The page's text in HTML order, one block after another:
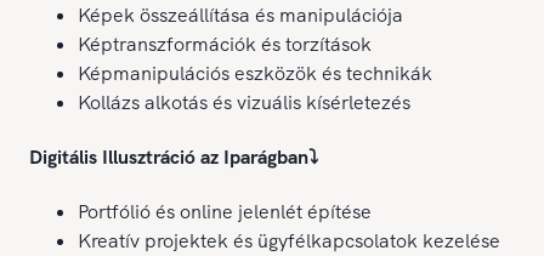
Képek összeállítása és manipulációja
Képtranszformációk és torzítások
Képmanipulációs eszközök és technikák
Kollázs alkotás és vizuális kísérletezés
Digitális Illusztráció az Iparágban⤵️
Portfólió és online jelenlét építése
Kreatív projektek és ügyfélkapcsolatok kezelése